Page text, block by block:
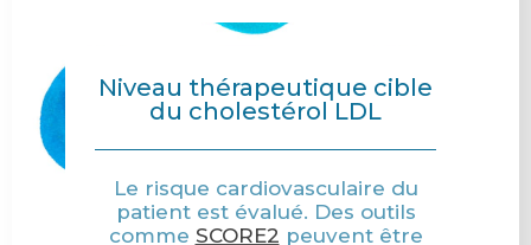
Niveau thérapeutique cible
du cholestérol LDL
Le risque cardiovasculaire du
patient est évalué. Des outils
comme SCORE2 peuvent être